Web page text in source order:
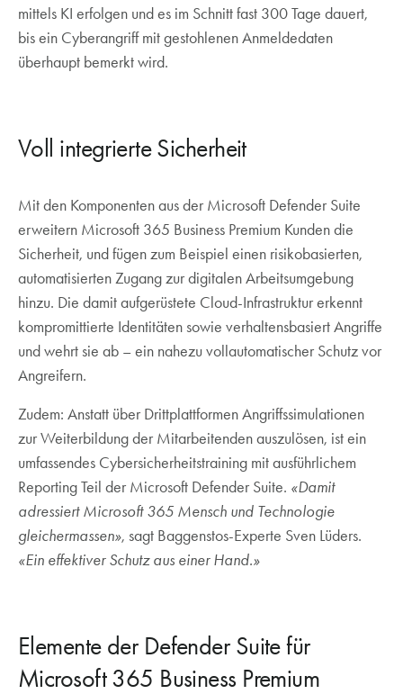
mittels KI erfolgen und es im Schnitt fast 300 Tage dauert,
bis ein Cyberangriff mit gestohlenen Anmeldedaten
überhaupt bemerkt wird.
Voll integrierte Sicherheit
Mit den Komponenten aus der Microsoft Defender Suite
erweitern Microsoft 365 Business Premium Kunden die
Sicherheit, und fügen zum Beispiel einen risikobasierten,
automatisierten Zugang zur digitalen Arbeitsumgebung
hinzu. Die damit aufgerüstete Cloud-Infrastruktur erkennt
kompromittierte Identitäten sowie verhaltensbasiert Angriffe
und wehrt sie ab – ein nahezu vollautomatischer Schutz vor
Angreifern.
Zudem: Anstatt über Drittplattformen Angriffssimulationen
zur Weiterbildung der Mitarbeitenden auszulösen, ist ein
umfassendes Cybersicherheitstraining mit ausführlichem
Reporting Teil der Microsoft Defender Suite. «Damit
adressiert Microsoft 365 Mensch und Technologie
gleichermassen», sagt Baggenstos-Experte Sven Lüders.
«Ein effektiver Schutz aus einer Hand.»
Elemente der Defender Suite für
Microsoft 365 Business Premium